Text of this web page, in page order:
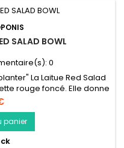
SALAD BOWL
0
La Laitue Red Salad
rouge foncé. Elle donne
ressemblant à
Elle se consomme
composée, mais vous
cuite.
panier